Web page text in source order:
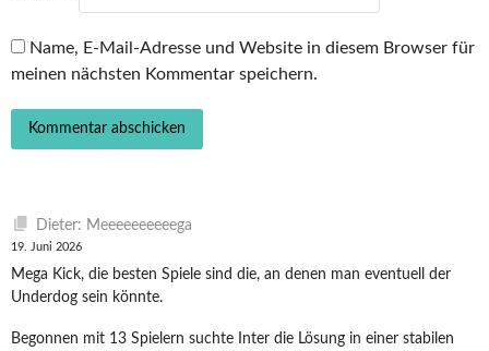
Name, E-Mail-Adresse und Website in diesem Browser für
meinen nächsten Kommentar speichern.
Dieter: Meeeeeeeeeega
19. Juni 2026
Mega Kick, die besten Spiele sind die, an denen man eventuell der
Underdog sein könnte.
Begonnen mit 13 Spielern suchte Inter die Lösung in einer stabilen